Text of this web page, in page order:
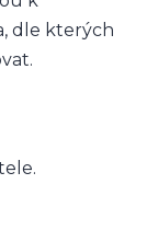
dle kterých